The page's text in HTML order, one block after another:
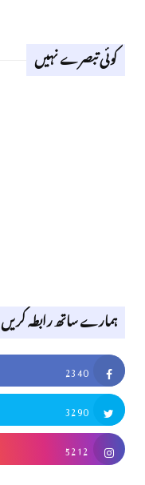
کوئی تبصرے نہیں
ہمارے ساتھ رابطہ کریں
2340
3290
5212